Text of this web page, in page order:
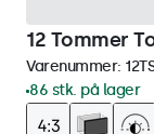
12 Tommer
Varenummer:
86 stk. på lager